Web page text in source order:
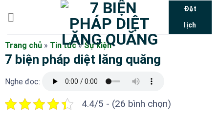
dung
Đặt
lịch
Trang chủ » Tin tức»Sự kiện
7 biện pháp diệt lăng quăng
Nghe đọc:
4.4/5 - (26 bình chọn)